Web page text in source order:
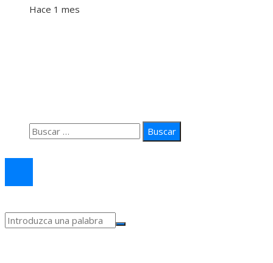
Hace 1 mes
Buscar: